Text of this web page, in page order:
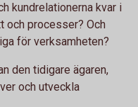
kundrelationerna kvar i
och processer? Och
för verksamheten?
den tidigare ägaren,
och utveckla